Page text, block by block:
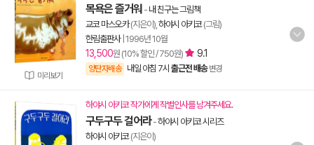
미리보기
목욕은 즐거워 - 내 친구는 그림책
교코 마스오카(지은이), 하야시 아키코(그림)
한림출판사| 1996년 10월
13,500원 (10% 할인 / 750원) 9.1
양탄자배송 내일 아침 7시 출근전 배송 변경
하야시 아키코 작가에게 작별인사를 남겨주세요.
구두구두 걸어라-하야시 아키코 시리즈
하야시 아키코(지은이)